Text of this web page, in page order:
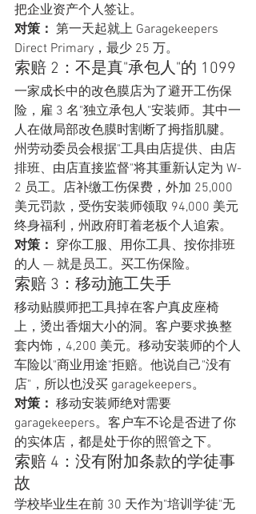
把企业资产个人签让。
对策： 第一天起就上 Garagekeepers
Direct Primary，最少 25 万。
索赔 2：不是真"承包人"的 1099
一家成长中的改色膜店为了避开工伤保
险，雇 3 名"独立承包人"安装师。其中一
人在做局部改色膜时割断了拇指肌腱。
州劳动委员会根据"工具由店提供、由店
排班、由店直接监督"将其重新认定为 W-
2 员工。店补缴工伤保费，外加 25,000
美元罚款，受伤安装师领取 94,000 美元
终身福利，州政府盯着老板个人追索。
对策： 穿你工服、用你工具、按你排班
的人 — 就是员工。买工伤保险。
索赔 3：移动施工失手
移动贴膜师把工具掉在客户真皮座椅
上，烫出香烟大小的洞。客户要求换整
套内饰，4,200 美元。移动安装师的个人
车险以"商业用途"拒赔。他说自己"没有
店"，所以也没买 garagekeepers。
对策： 移动安装师绝对需要
garagekeepers。客户车不论是否进了你
的实体店，都是处于你的照管之下。
索赔 4：没有附加条款的学徒事
故
学校毕业生在前 30 天作为"培训学徒"无